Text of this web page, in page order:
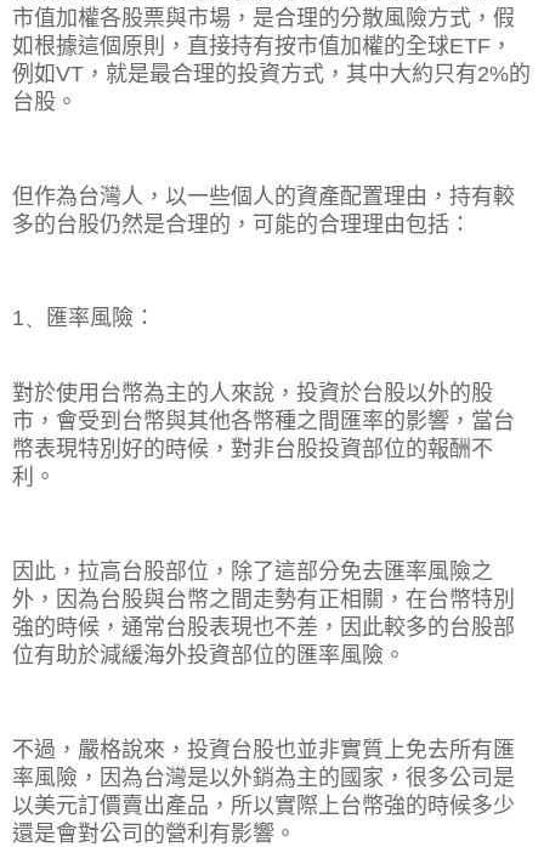
市值加權各股票與市場，是合理的分散風險方式，假
如根據這個原則，直接持有按市值加權的全球ETF ，
例如VT ，就是最合理的投資方式，其中大約只有2%的
台股。
但作為台灣人，以一些個人的資產配置理由，持有較
多的台股仍然是合理的，可能的合理理由包括：
1、 匯率風險：
對於使用台幣為主的人來說，投資於台股以外的股
市，會受到台幣與其他各幣種之間匯率的影響，當台
幣表現特別好的時候，對非台股投資部位的報酬不
利。
因此，拉高台股部位，除了這部分免去匯率風險之
外，因為台股與台幣之間走勢有正相關，在台幣特別
強的時候，通常台股表現也不差，因此較多的台股部
位有助於減緩海外投資部位的匯率風險。
不過，嚴格說來，投資台股也並非實質上免去所有匯
率風險，因為台灣是以外銷為主的國家，很多公司是
以美元訂價賣出產品，所以實際上台幣強的時候多少
還是會對公司的營利有影響。